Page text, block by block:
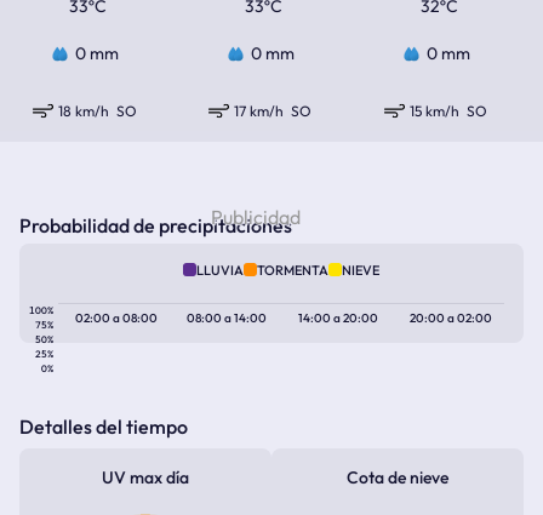
33ºC 33ºC 32ºC
0 mm 0 mm 0 mm
18 km/h SO 17 km/h SO 15 km/h SO
Probabilidad de precipitaciones
LLUVIA TORMENTA NIEVE
100%
75%
50%
25%
0%
02:00a08:00 08:00a14:00 14:00a20:00 20:00a02:00
Detalles del tiempo
UV max día Cota de nieve